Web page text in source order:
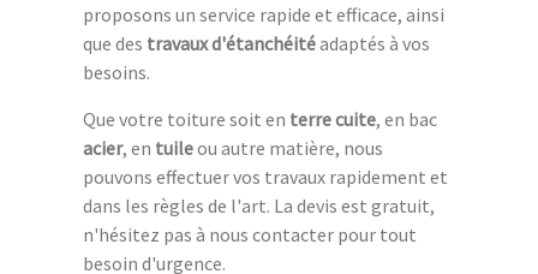
proposons un service rapide et efficace, ainsi
que des travaux d'étanchéitéadaptés à vos
besoins.
Que votre toiture soit en terre cuite, en bac
acier, en tuileou autre matière, nous
pouvons effectuer vos travaux rapidement et
dans les règles de l'art. La devis est gratuit,
n'hésitez pas à nous contacter pour tout
besoin d'urgence.